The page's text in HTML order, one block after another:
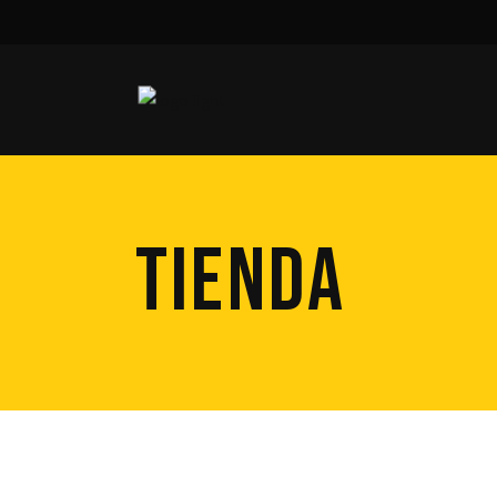
TIENDA